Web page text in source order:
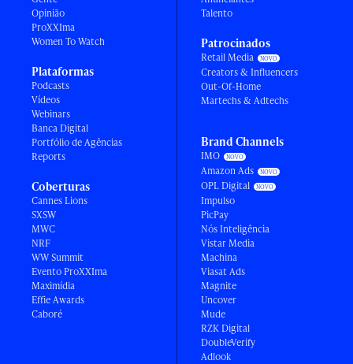
Opinião
ProXXIma
Women To Watch
Plataformas
Podcasts
Vídeos
Webinars
Banca Digital
Portfólio de Agências
Reports
Coberturas
Cannes Lions
SXSW
MWC
NRF
WW Summit
Evento ProXXIma
Maximídia
Effie Awards
Caboré
Talento
Patrocinados
Retail Media
Creators & Influencers
Out-Of-Home
Martechs & Adtechs
Brand Channels
IMO
Amazon Ads
OPL Digital
Impulso
PicPay
Nós Inteligência
Vistar Media
Machina
Viasat Ads
Magnite
Uncover
Mude
RZK Digital
DoubleVerify
Adlook